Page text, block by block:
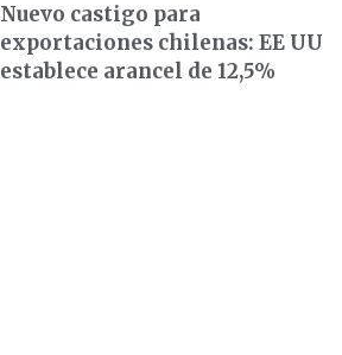
Nuevo castigo para
exportaciones chilenas: EE UU
establece arancel de 12,5%